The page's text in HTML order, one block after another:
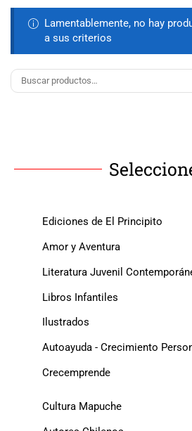
Lamentablemente, no hay
a sus criterios
Ediciones de El Principito
Amor y Aventura
Literatura Juvenil
Libros Infantiles
Ilustrados
Autoayuda - Crecimiento
Crecemprende
Cultura Mapuche